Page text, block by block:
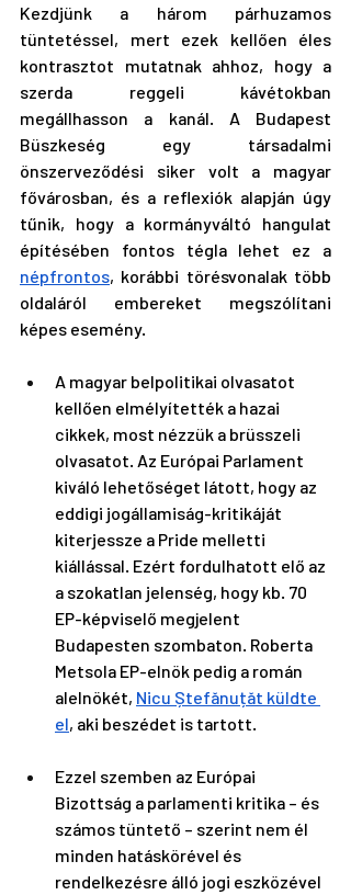
Kezdjünk a három párhuzamos
tüntetéssel, mert ezek kellően éles
kontrasztot mutatnak ahhoz, hogy a
szerda reggeli kávétokban
megállhasson a kanál. A Budapest
Büszkeség egy társadalmi
önszerveződési siker volt a magyar
fővárosban, és a reflexiók alapján úgy
tűnik, hogy a kormányváltó hangulat
építésében fontos tégla
népfrontos, korábbi törésvonalak több
oldaláról embereket megszólítani
képes esemény.
A magyar belpolitikai olvasatot
kellően elmélyítették a hazai
cikkek, most nézzük a brüsszeli
olvasatot. Az Európai Parlament
kiváló lehetőséget látott, hogy az
eddigi jogállamiság-kritikáját
kiterjessze a Pride melletti
kiállással. Ezért fordulhatott elő az
a szokatlan jelenség, hogy kb. 70
EP-képviselő megjelent
Budapesten szombaton. Roberta
Metsola EP-elnök pedig a román
alelnökét, Nicu Ștefănuțăt küldte
el, aki beszédet is tartott.
Ezzel szemben az Európai
Bizottság a parlamenti kritika – és
számos tüntető – szerint nem él
minden hatáskörével és
rendelkezésre álló jogi eszközével